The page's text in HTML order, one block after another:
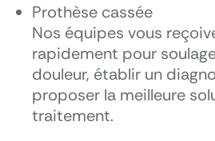
Prothèse cassée
Nos équipes vous
rapidement pour
douleur, établir un
proposer la meilleure
traitement.